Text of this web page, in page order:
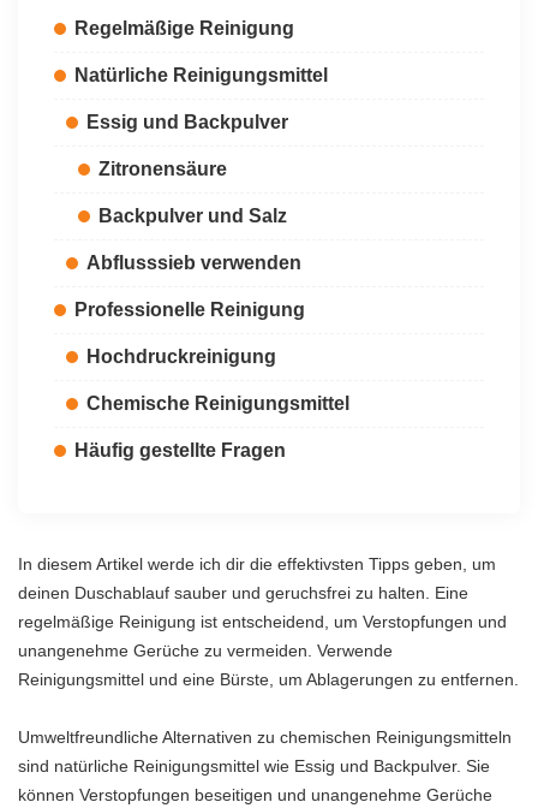
Regelmäßige Reinigung
Natürliche Reinigungsmittel
Essig und Backpulver
Zitronensäure
Backpulver und Salz
Abflusssieb verwenden
Professionelle Reinigung
Hochdruckreinigung
Chemische Reinigungsmittel
Häufig gestellte Fragen
In diesem Artikel werde ich dir die effektivsten Tipps geben, um
deinen Duschablauf sauber und geruchsfrei zu halten. Eine
regelmäßige Reinigung ist entscheidend, um Verstopfungen und
unangenehme Gerüche zu vermeiden. Verwende
Reinigungsmittel und eine Bürste, um Ablagerungen zu entfernen.
Umweltfreundliche Alternativen zu chemischen Reinigungsmitteln
sind natürliche Reinigungsmittel wie Essig und Backpulver. Sie
können Verstopfungen beseitigen und unangenehme Gerüche